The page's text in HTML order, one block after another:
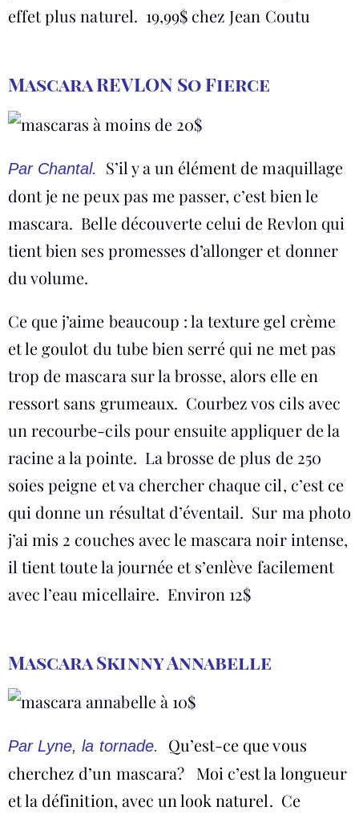
effet plus naturel. 19,99$ chez Jean Coutu
Mascara REVLON So Fierce
Par Chantal.
S’il y a un élément de maquillage
dont je ne peux pas me passer, c’est bien le
mascara. Belle découverte celui de Revlon qui
tient bien ses promesses d’allonger et donner
du volume.
Ce que j’aime beaucoup : la texture gel crème
et le goulot du tube bien serré qui ne met pas
trop de mascara sur la brosse, alors elle en
ressort sans grumeaux. Courbez vos cils avec
un recourbe-cils pour ensuite appliquer de la
racine a la pointe. La brosse de plus de 250
soies peigne et va chercher chaque cil, c’est ce
qui donne un résultat d’éventail. Sur ma photo
j’ai mis 2 couches avec le mascara noir intense,
il tient toute la journée et s’enlève facilement
avec l’eau micellaire. Environ 12$
Mascara Skinny Annabelle
Par Lyne, la tornade. Qu’est-ce que vous
cherchez d’un mascara? Moi c’est la longueur
et la définition, avec un look naturel. Ce